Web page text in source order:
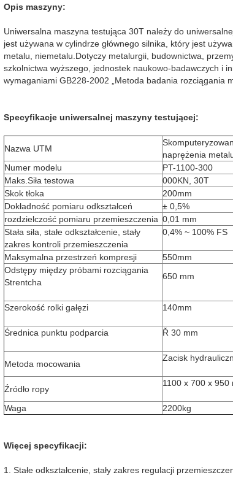
Opis maszyny:
Uniwersalna maszyna testująca 30T należy do
jest używana w cylindrze głównego silnika, który jest
metalu, niemetalu.Dotyczy metalurgii, budownictwa,
szkolnictwa wyższego, jednostek naukowo-badawczych i
wymaganiami GB228-2002 „Metoda badania rozciągania
Specyfikacje uniwersalnej maszyny testującej:
Nazwa UTM
naprężenia
Numer modelu
PT-1100-300
Maks.Siła testowa
000KN, 30T
Skok tłoka
200mm
Dokładność pomiaru odkształceń
± 0,5%
rozdzielczość pomiaru przemieszczenia 0,01 mm
Stała siła, stałe odkształcenie, stały
zakres kontroli przemieszczenia
0,4% ~ 100% FS
Maksymalna przestrzeń kompresji
550mm
Odstępy między próbami rozciągania
Strentcha
650 mm
Szerokość rolki gałęzi 140mm
Średnica punktu podparcia Ř 30 mm
Metoda mocowania
Zacisk
Źródło ropy
1100 x 700 x 950
Waga 2200kg
Więcej specyfikacji:
1. Stałe odkształcenie, stały zakres regulacji